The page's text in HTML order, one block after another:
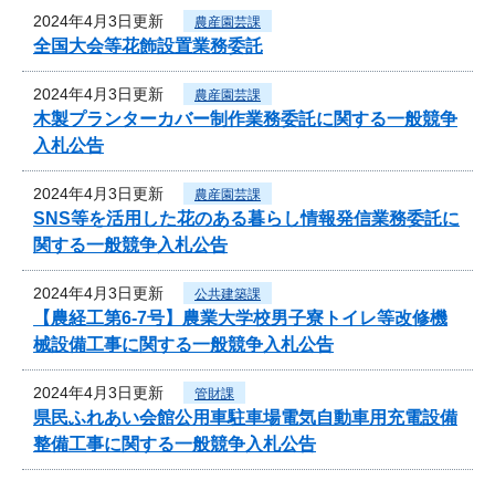
2024年4月3日更新 農産園芸課
全国大会等花飾設置業務委託
2024年4月3日更新 農産園芸課
木製プランターカバー制作業務委託に関する一般競争
入札公告
2024年4月3日更新 農産園芸課
SNS等を活用した花のある暮らし情報発信業務委託に
関する一般競争入札公告
2024年4月3日更新 公共建築課
【農経工第6-7号】農業大学校男子寮トイレ等改修機
械設備工事に関する一般競争入札公告
2024年4月3日更新 管財課
県民ふれあい会館公用車駐車場電気自動車用充電設備
整備工事に関する一般競争入札公告